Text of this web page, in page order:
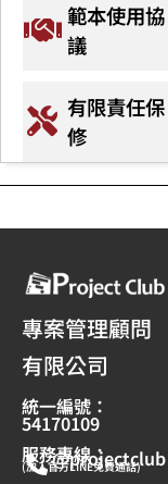
範本使用協
議
有限責任保
修
專案管理顧問
有限公司
統一編號：
54170109
服務專線：
@projectclub
(加入官方LINE免費通話)